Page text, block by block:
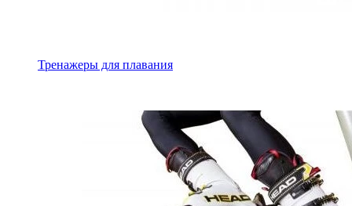
Тренажеры для плавания